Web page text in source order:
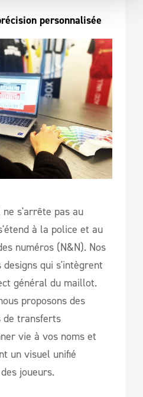
personnalisée
s'arrête pas au
à la police et au
numéros (N&N). Nos
qui s'intègrent
général du maillot.
proposons des
de transferts
vie à vos noms et
un visuel unifié
joueurs.